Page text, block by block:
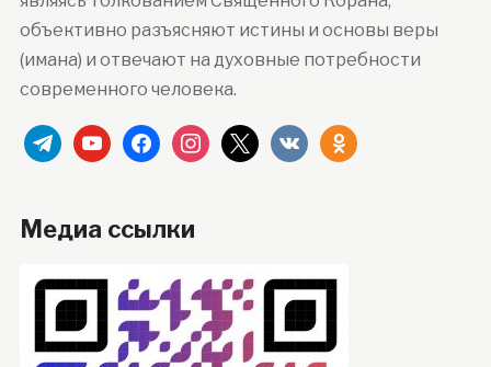
объективно разъясняют истины и основы веры
(имана) и отвечают на духовные потребности
современного человека.
telegramyoutubefacebookinstagram
x vkontakteodnoklassniki
Медиа ссылки